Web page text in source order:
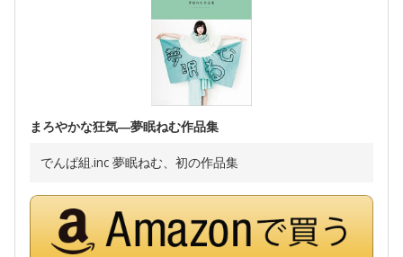
まろやかな狂気―夢眠ねむ作品集
でんぱ組.inc 夢眠ねむ、初の作品集